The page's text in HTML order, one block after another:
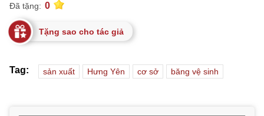
Đã tặng: 0
Tặng sao cho tác giả
Tag: sản xuất Hưng Yên cơ sở băng vệ sinh